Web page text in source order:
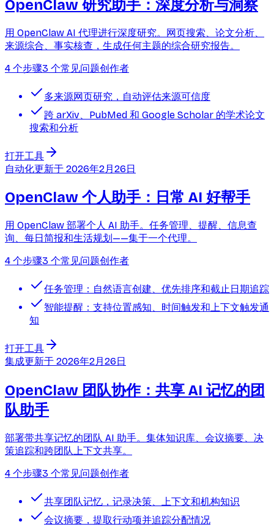
OpenClaw 研究助手：深度分析与洞察
用 OpenClaw AI 代理进行深度研究。网页搜索、论文分析、
来源综合、事实核查，生成任何主题的综合研究报告。
4 个步骤3 个常见问题创作者
多来源网页研究，自动评估来源可信度
跨 arXiv、PubMed 和 Google Scholar 的学术论文
搜索和分析
打开工具
自动化更新于 2026年2月26日
OpenClaw 个人助手：日常 AI 好帮手
用 OpenClaw 部署个人 AI 助手。任务管理、提醒、信息查
询、每日简报和生活规划——集于一个代理。
4 个步骤3 个常见问题创作者
任务管理：自然语言创建、优先排序和截止日期追踪
智能提醒：支持位置感知、时间触发和上下文触发通
知
打开工具
集成更新于 2026年2月26日
OpenClaw 团队协作：共享 AI 记忆的团
队助手
部署带共享记忆的团队 AI 助手。集体知识库、会议摘要、决
策追踪和跨团队上下文共享。
4 个步骤3 个常见问题创作者
共享团队记忆，记录决策、上下文和机构知识
会议摘要，提取行动项并追踪分配情况